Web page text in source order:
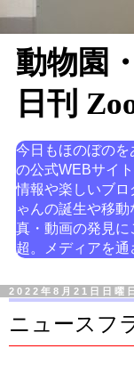
動物園
日刊
今日もほのぼの
の公式WEBサイ
情報や楽しいブロ
ゃんの誕生や移
真・動画の発見
超。メディアを通
2022年8月21日日曜日
ニュースフ